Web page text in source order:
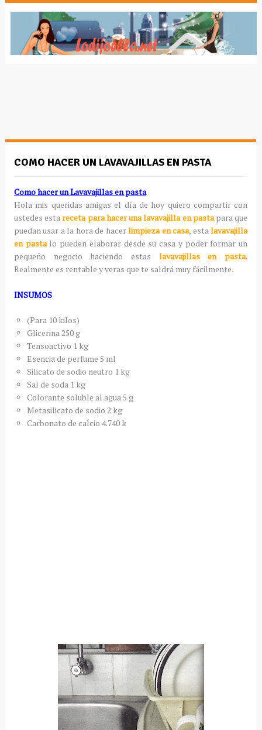
COMO HACER UN LAVAVAJILLAS EN PASTA
Como hacer un Lavavajillas en pasta
Hola mis queridas amigas el día de hoy quiero compartir con
ustedes esta receta para hacer una lavavajilla en pastapara que
puedan usar a la hora de hacerlimpieza en casa, estalavavajilla
en pastalo pueden elaborar desde su casa y poder formar un
pequeño negocio haciendo estas lavavajillas en pasta.
Realmente es rentable y veras que te saldrá muy fácilmente.
INSUMOS
(Para 10 kilos)
Glicerina 250 g
Tensoactivo 1 kg
Esencia de perfume 5 ml
Silicato de sodio neutro 1 kg
Sal de soda 1 kg
Colorante soluble al agua 5 g
Metasilicato de sodio 2 kg
Carbonato de calcio 4.740 k